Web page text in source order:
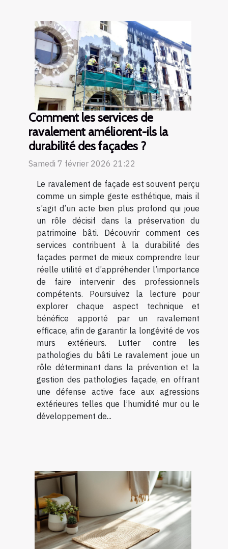
Comment les services de
ravalement améliorent-ils la
durabilité des façades ?
Samedi 7 février 2026 21:22
Le ravalement de façade est souvent perçu
comme un simple geste esthétique, mais il
s’agit d’un acte bien plus profond qui joue
un rôle décisif dans la préservation du
patrimoine bâti. Découvrir comment ces
services contribuent à la durabilité des
façades permet de mieux comprendre leur
réelle utilité et d’appréhender l’importance
de faire intervenir des professionnels
compétents. Poursuivez la lecture pour
explorer chaque aspect technique et
bénéfice apporté par un ravalement
efficace, afin de garantir la longévité de vos
murs extérieurs. Lutter contre les
pathologies du bâti Le ravalement joue un
rôle déterminant dans la prévention et la
gestion des pathologies façade, en offrant
une défense active face aux agressions
extérieures telles que l’humidité mur ou le
développement de...